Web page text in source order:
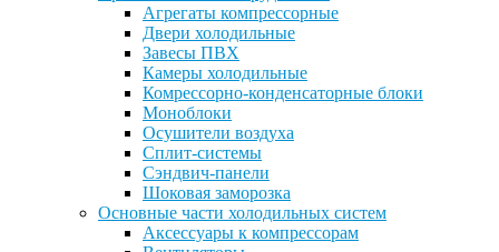
Агрегаты компрессорные
Двери холодильные
Завесы ПВХ
Камеры холодильные
Комрессорно-конденсаторные блоки
Моноблоки
Осушители воздуха
Сплит-системы
Сэндвич-панели
Шоковая заморозка
Основные части холодильных систем
Аксессуары к компрессорам